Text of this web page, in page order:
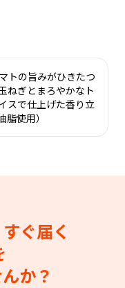
トの旨みがひきたつ
ねぎとまろやかなト
スで仕上げた香り立
使用）
ぐ届く
か？